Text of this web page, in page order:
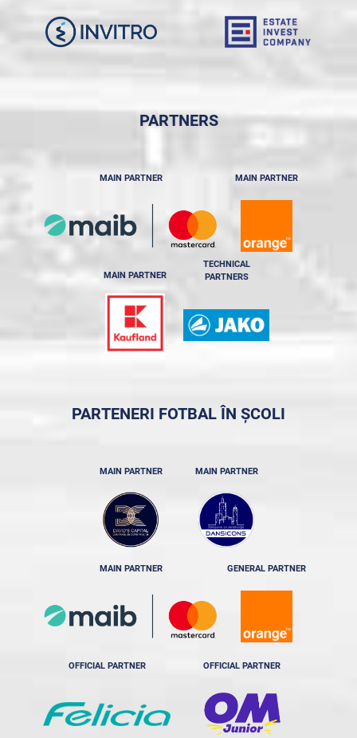
PARTNERS
MAIN PARTNER MAIN PARTNER
MAIN PARTNER
TECHNICAL
PARTNERS
PARTENERI FOTBAL ÎN ȘCOLI
MAIN PARTNER MAIN PARTNER
MAIN PARTNER GENERAL PARTNER
OFFICIAL PARTNER OFFICIAL PARTNER